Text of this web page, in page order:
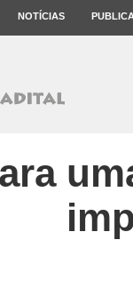
NOTÍCIAS